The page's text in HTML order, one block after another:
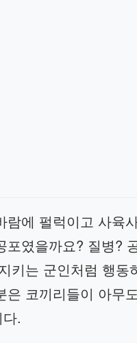
람에 펄럭이고 사육
포였을까요? 질병?
키는 군인처럼 행
은 코끼리들이 아무
.